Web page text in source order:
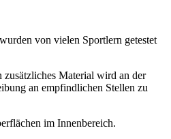
von vielen Sportlern getestet
Material wird an der
an empfindlichen Stellen zu
im Innenbereich.